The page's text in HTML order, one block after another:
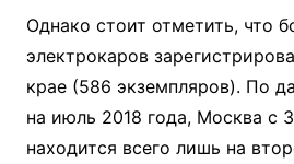
Однако стоит отметить, что
электрокаров
крае (586 экземпляров). По
на июль 2018 года, Москва с
находится всего лишь на